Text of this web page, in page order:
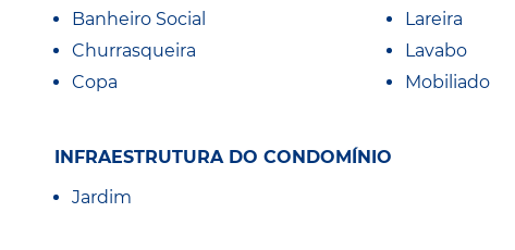
Banheiro Social
Churrasqueira
Copa
Lareira
Lavabo
Mobiliado
INFRAESTRUTURA DO CONDOMÍNIO
Jardim